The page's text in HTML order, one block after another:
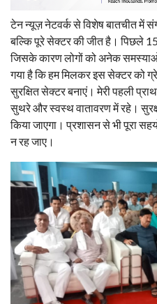
टेन न्यूज़ नेटवर्क से विशेष बातचीत में
बल्कि पूरे सेक्टर की जीत है। पिछले
जिसके कारण लोगों को अनेक
गया है कि हम मिलकर इस सेक्टर को
सुरक्षित सेक्टर बनाएं। मेरी पहली
सुथरे और स्वस्थ वातावरण में रहे।
किया जाएगा। प्रशासन से भी पूरा
न रह जाए।